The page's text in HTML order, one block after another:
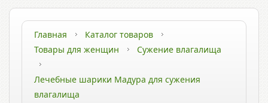
Главная
Каталог товаров
Товары для женщин
Сужение влагалища
Лечебные шарики Мадура для сужения
влагалища